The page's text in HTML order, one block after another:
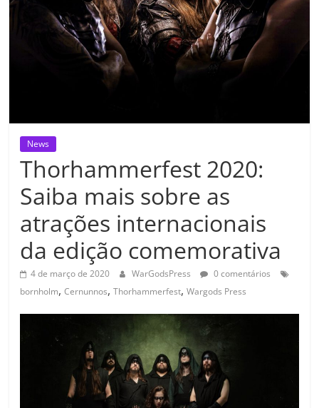
News
Thorhammerfest 2020:
Saiba mais sobre as
atrações internacionais
da edição comemorativa
4 de março de 2020 WarGodsPress
0 comentários
bornholm,Cernunnos,Thorhammerfest,Wargods Press